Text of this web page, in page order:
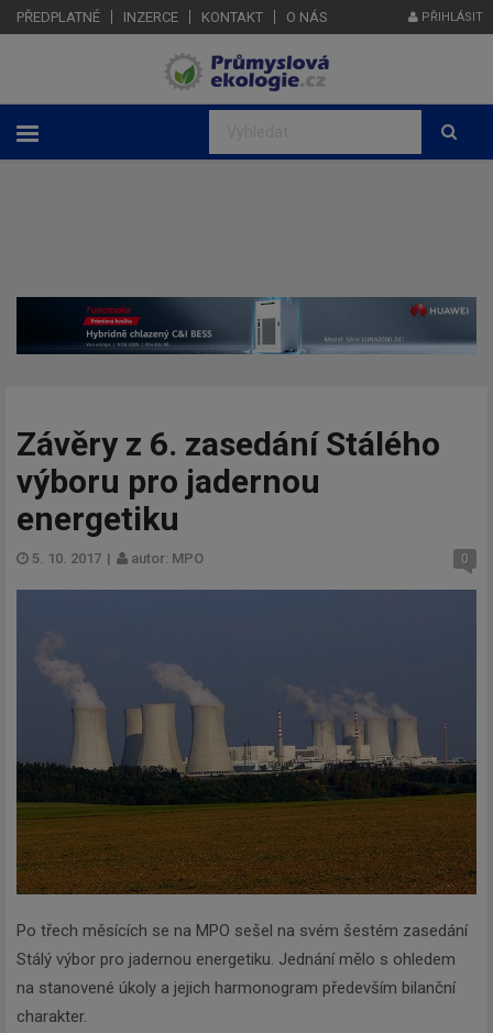
PŘEDPLATNÉ INZERCE KONTAKT O NÁS PŘIHLÁSIT
Závěry z 6. zasedání Stálého
výboru pro jadernou
energetiku
5. 10. 2017 | autor: MPO 0
Po třech měsících se na MPO sešel na svém šestém zasedání
Stálý výbor pro jadernou energetiku. Jednání mělo s ohledem
na stanovené úkoly a jejich harmonogram především bilanční
charakter.